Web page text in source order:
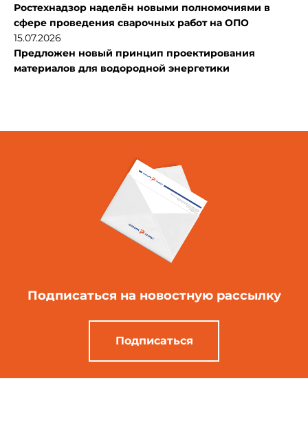
Ростехнадзор наделён новыми полномочиями в
сфере проведения сварочных работ на ОПО
15.07.2026
Предложен новый принцип проектирования
материалов для водородной энергетики
Подписаться на новостную рассылку
Подписаться